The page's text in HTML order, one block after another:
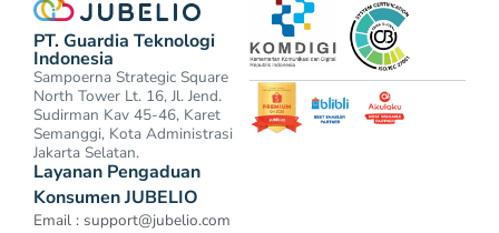
PT. Guardia Teknologi
Indonesia
Sampoerna Strategic Square
North Tower Lt. 16, Jl. Jend.
Sudirman Kav 45-46, Karet
Semanggi, Kota Administrasi
Jakarta Selatan.
Layanan Pengaduan
Konsumen JUBELIO
Email : support@jubelio.com